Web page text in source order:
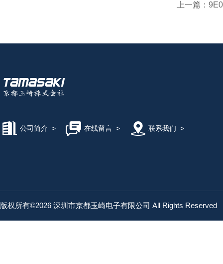
上一篇：
公司简介 > 在线留言> 联系我们 >
版权所有©2026 深圳市京都玉崎电子有限公司 All Rights Reserved